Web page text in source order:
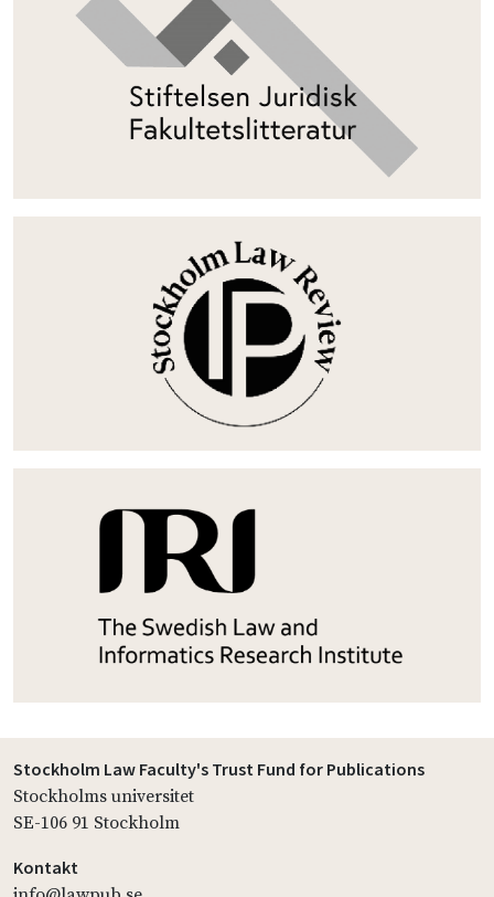
Stockholm Law Faculty's Trust Fund for Publications
Stockholms universitet
SE-106 91 Stockholm
Kontakt